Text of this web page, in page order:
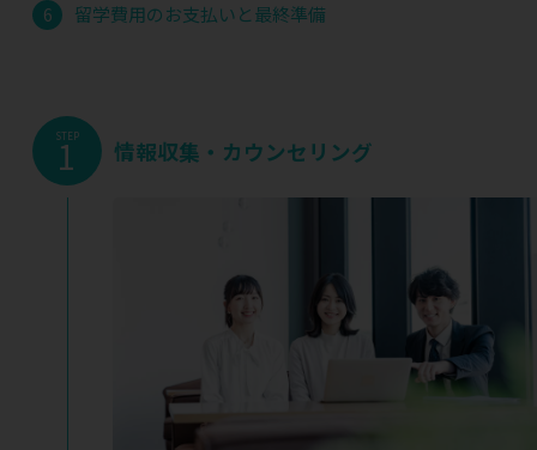
6 留学費用のお支払いと最終準備
STEP
1 情報収集・カウンセリング